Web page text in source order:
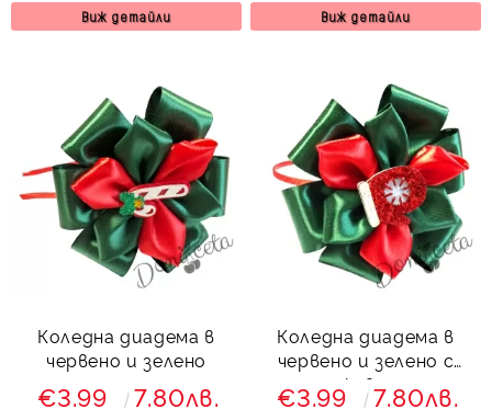
Виж детайли Виж детайли
Коледна диадема в
червено и зелено
€3.99 7.80лв.
Коледна диадема в
червено и зелено с
ръкавица
€3.99 7.80лв.